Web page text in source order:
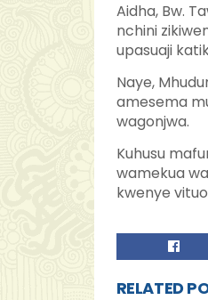
Aidha, Bw.
nchini
upasuaji
Naye,
amesema
wagonjwa.
Kuhusu
wamekua
kwenye
RELATED